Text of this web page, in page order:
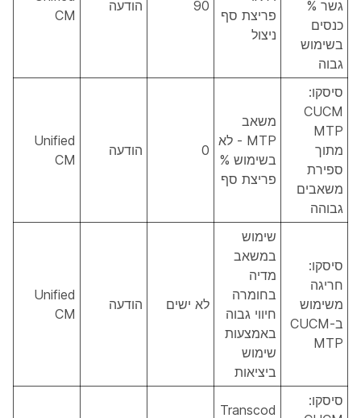
גשר %
כנסים
בשימוש
גבוה
פריצת סף
ניצול
90 הודעה
CM
סיסקו:
CUCM
MTP
מתוך
ספירת
משאבים
גבוהה
משאב
MTP - לא
בשימוש %
פריצת סף
0 הודעה
Unified
CM
סיסקו:
חריגה
משימוש
ב-CUCM
MTP
שימוש
במשאב
מדיה
בחומרה
חיווי גבוה
באמצעות
שימוש
ביציאות
לא ישים הודעה
Unified
CM
סיסקו:
Transcod